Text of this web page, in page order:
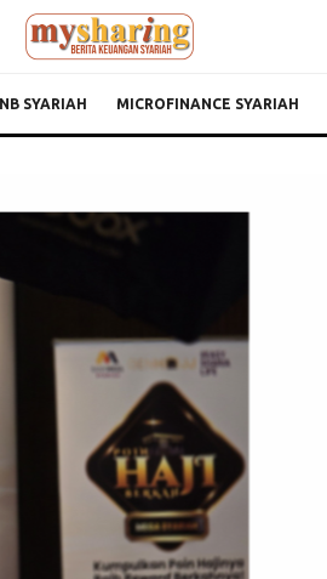
SYARIAH MICROFINANCE SYARIAH